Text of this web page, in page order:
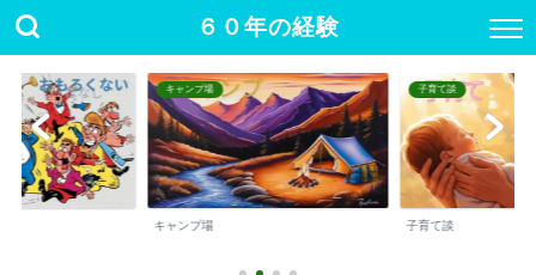
６０年の経験
キャンプ場
キャンプ場
子育て談
子育て談